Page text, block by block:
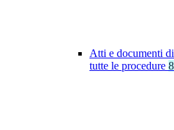
Atti e documenti
tutte le procedure 8